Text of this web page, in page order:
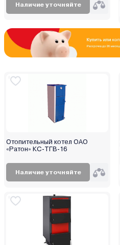
Наличие уточняйте
Отопительный котел ОАО
«Ратон» КС-ТГВ-16
Наличие уточняйте